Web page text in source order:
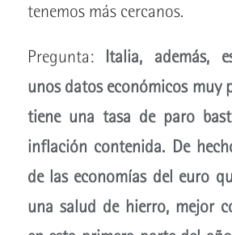
tenemos más cercanos.
Pregunta: Italia, además,
unos datos económicos muy
tiene una tasa de paro
inflación contenida. De
de las economías del euro
una salud de hierro, mejor